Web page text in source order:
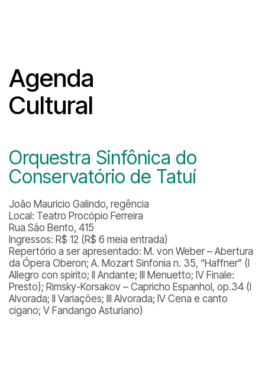
Agenda
Cultural
Orquestra Sinfônica do
Conservatório de Tatuí
João Maurício Galindo, regência
Local: Teatro Procópio Ferreira
Rua São Bento, 415
Ingressos: R$ 12 (R$ 6 meia entrada)
Repertório a ser apresentado: M. von Weber – Abertura
da Ópera Oberon; A. Mozart Sinfonia n. 35, “Haffner” (I
Allegro con spirito; II Andante; III Menuetto; IV Finale:
Presto); Rimsky-Korsakov – Capricho Espanhol, op.34 (I
Alvorada; II Variações; III Alvorada; IV Cena e canto
cigano; V Fandango Asturiano)